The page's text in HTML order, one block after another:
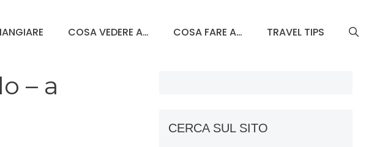
COSA VEDERE A… COSA FARE A… TRAVEL TIPS
– a
CERCA SUL SITO